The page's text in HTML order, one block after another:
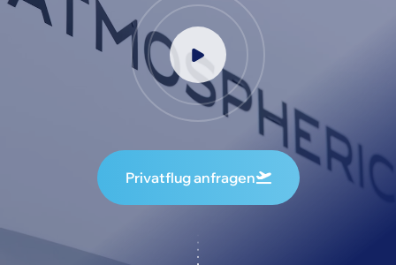
Privatflug anfragen